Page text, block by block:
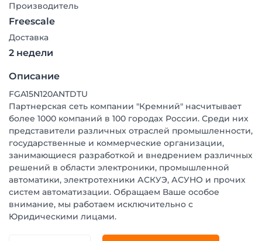
Производитель
Freescale
Доставка
2 недели
Описание
FGA15N120ANTDTU
Партнерская сеть компании "Кремний" насчитывает
более 1000 компаний в 100 городах России. Среди них
представители различных отраслей промышленности,
государственные и коммерческие организации,
занимающиеся разработкой и внедрением различных
решений в области электроники, промышленной
автоматики, электротехники АСКУЭ, АСУНО и прочих
систем автоматизации. Обращаем Ваше особое
внимание, мы работаем исключительно с
Юридическими лицами.